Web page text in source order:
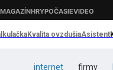
internet firmy